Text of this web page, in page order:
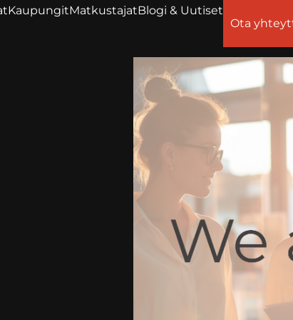
KaupungitMatkustajatBlogi & Uutiset
Ota